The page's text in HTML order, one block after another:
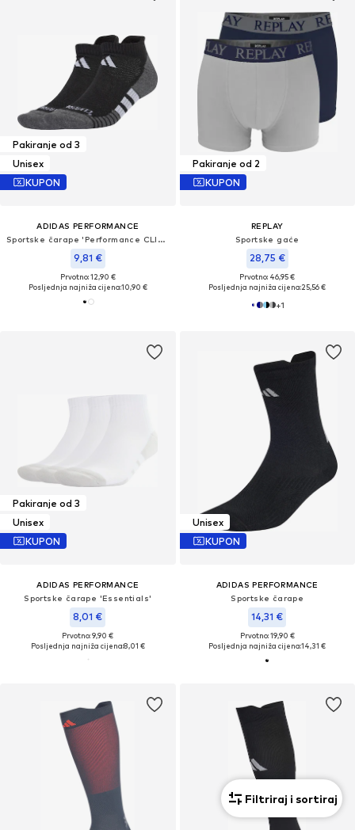
Pakiranje od 3
Unisex
KUPON
ADIDAS PERFORMANCE
Sportske čarape 'Performance CLIMACOOL Cushioned Low 3 Pairs'
9,81 €
Prvotno: 12,90 €
Posljednja najniža cijena:10,90 €
Pakiranje od 2
KUPON
REPLAY
Sportske gaće
28,75 €
Prvotno: 46,95 €
Posljednja najniža cijena:25,56 €
+1
Pakiranje od 3
Unisex
KUPON
ADIDAS PERFORMANCE
Sportske čarape 'Essentials'
8,01 €
Prvotno: 9,90 €
Posljednja najniža cijena:8,01 €
Unisex
KUPON
ADIDAS PERFORMANCE
Sportske čarape
14,31 €
Prvotno: 19,90 €
Posljednja najniža cijena:14,31 €
Filtriraj i sortiraj